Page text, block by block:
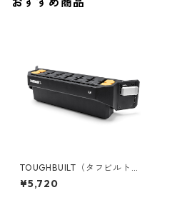
TOUGHBUILT（タフビルト）S
TACK TECH(スタックテック)
ハンドツールホルダー TB-B1-
¥5,720